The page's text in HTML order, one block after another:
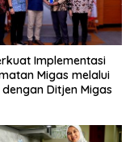
Implementasi
Migas melalui
dengan Ditjen Migas